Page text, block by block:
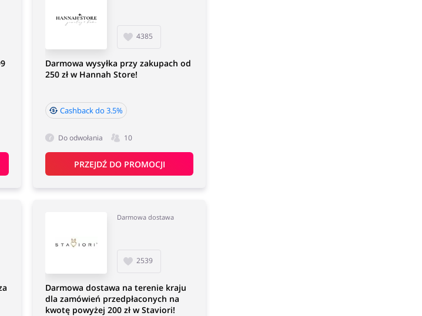
4385
Darmowa wysyłka przy zakupach od
250 zł w Hannah Store!
Cashback do 3.5%
Do odwołania 10
PRZEJDŹ DO PROMOCJI
Darmowa dostawa
2539
Darmowa dostawa na terenie kraju
dla zamówień przedpłaconych na
kwotę powyżej 200 zł w Staviori!